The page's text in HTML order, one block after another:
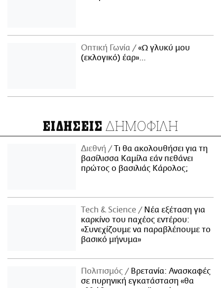
Οπτική Γωνία
«Ω γλυκύ μου
(εκλογικό) έαρ»…
ΕΙΔΗΣΕΙΣ ΔΗΜΟΦΙΛΗ
Διεθνή
Τι θα ακολουθήσει για τη
βασίλισσα Καμίλα εάν πεθάνει
πρώτος ο βασιλιάς Κάρολος;
Τech & Science
Νέα εξέταση για
καρκίνο του παχέος εντέρου:
«Συνεχίζουμε να παραβλέπουμε το
βασικό μήνυμα»
Πολιτισμός
Βρετανία: Ανασκαφές
σε πυρηνική εγκατάσταση «θα